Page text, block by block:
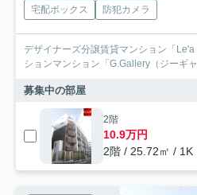
宅配ボックス
防犯カメラ
デザイナーズ分譲賃貸マンション「
ションマンション「G.Gallery（ジーギ
募集中の部屋
2階
10.9万円
2階 / 25.72㎡ / 1K